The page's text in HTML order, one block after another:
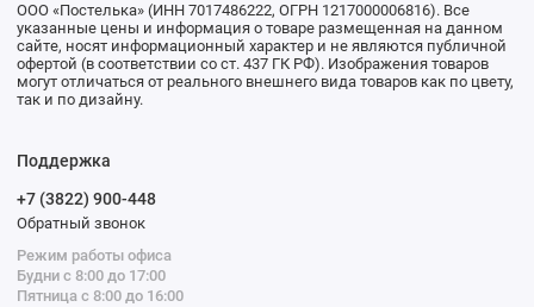
ООО «Постелька» (ИНН 7017486222, ОГРН 1217000006816). Все
указанные цены и информация о товаре размещенная на данном
сайте, носят информационный характер и не являются публичной
офертой (в соответствии со ст. 437 ГК РФ). Изображения товаров
могут отличаться от реального внешнего вида товаров как по цвету,
так и по дизайну.
Поддержка
+7 (3822) 900-448
Обратный звонок
Режим работы офиса
Будни с 8:00 до 17:00
Пятница с 8:00 до 16:00